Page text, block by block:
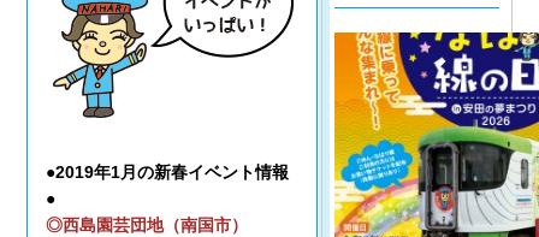
●2019年1月の新春イベント情報
●
◎西島園芸団地（南国市）